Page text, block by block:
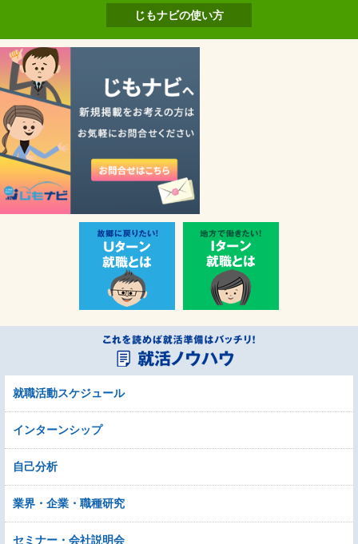
じもナビの使い方
就職活動スケジュール
インターンシップ
自己分析
業界・企業・職種研究
セミナー・会社説明会